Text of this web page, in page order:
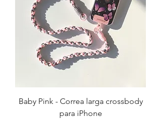
Baby Pink - Correa larga crossbody
para iPhone